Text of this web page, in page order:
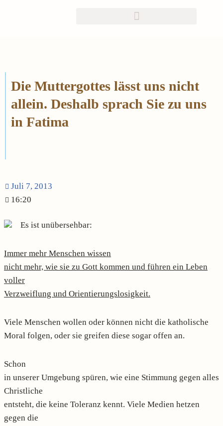
Die Muttergottes lässt uns nicht
allein. Deshalb sprach Sie zu uns
in Fatima
Juli 7, 2013
16:20
Es ist unübersehbar:
Immer mehr Menschen wissen
nicht mehr, wie sie zu Gott kommen und führen ein Leben
voller
Verzweiflung und Orientierungslosigkeit.
Viele Menschen wollen oder können nicht die katholische
Moral folgen, oder sie greifen diese sogar offen an.
Schon
in unserer Umgebung spüren, wie eine Stimmung gegen alles
Christliche
entsteht, die keine Toleranz kennt. Viele Medien hetzen
gegen die